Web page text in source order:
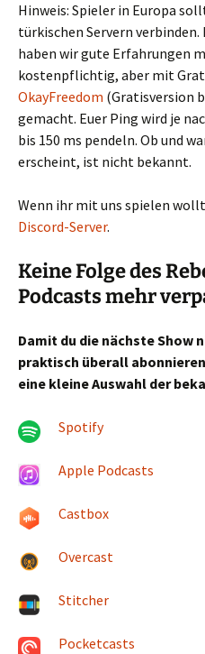
Hinweis: Spieler in Europa
türkischen Servern verbinden.
haben wir gute Erfahrungen
kostenpflichtig, aber mit
OkayFreedom (Gratisversion
gemacht. Euer Ping wird je
bis 150 ms pendeln. Ob und
erscheint, ist nicht bekannt.
Wenn ihr mit uns spielen
Discord-Server.
Keine Folge des
Podcasts mehr
Damit du die nächste Show
praktisch überall
eine kleine Auswahl der
Spotify
Apple Podcasts
Castbox
Overcast
Stitcher
Pocketcasts